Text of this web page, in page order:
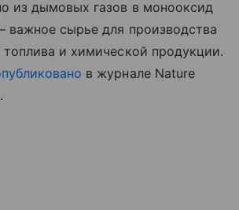
из дымовых газов в монооксид
важное сырье для производства
топлива и химической продукции.
в журнале Nature